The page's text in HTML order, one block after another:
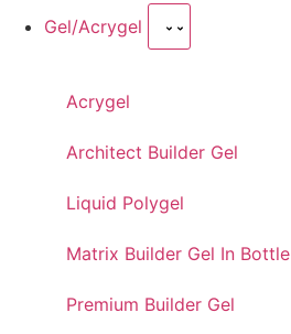
Gel/Acrygel
Acrygel
Architect Builder Gel
Liquid Polygel
Matrix Builder Gel In Bottle
Premium Builder Gel